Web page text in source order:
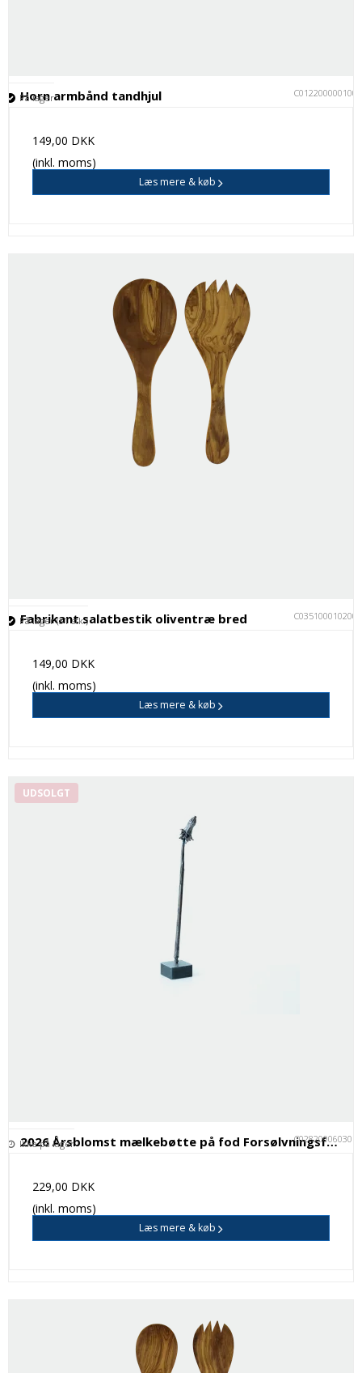
Horn armbånd tandhjul C012200000100
På lager
149,00 DKK
(inkl. moms)
Læs mere & køb
Fabrikant salatbestik oliventræ bred C035100010200
På lager (31 stk.)
149,00 DKK
(inkl. moms)
Læs mere & køb
UDSOLGT
2026 Årsblomst mælkebøtte på fod Forsølvningsfabrikken
C028200060301
Ikke på lager
229,00 DKK
(inkl. moms)
Læs mere & køb